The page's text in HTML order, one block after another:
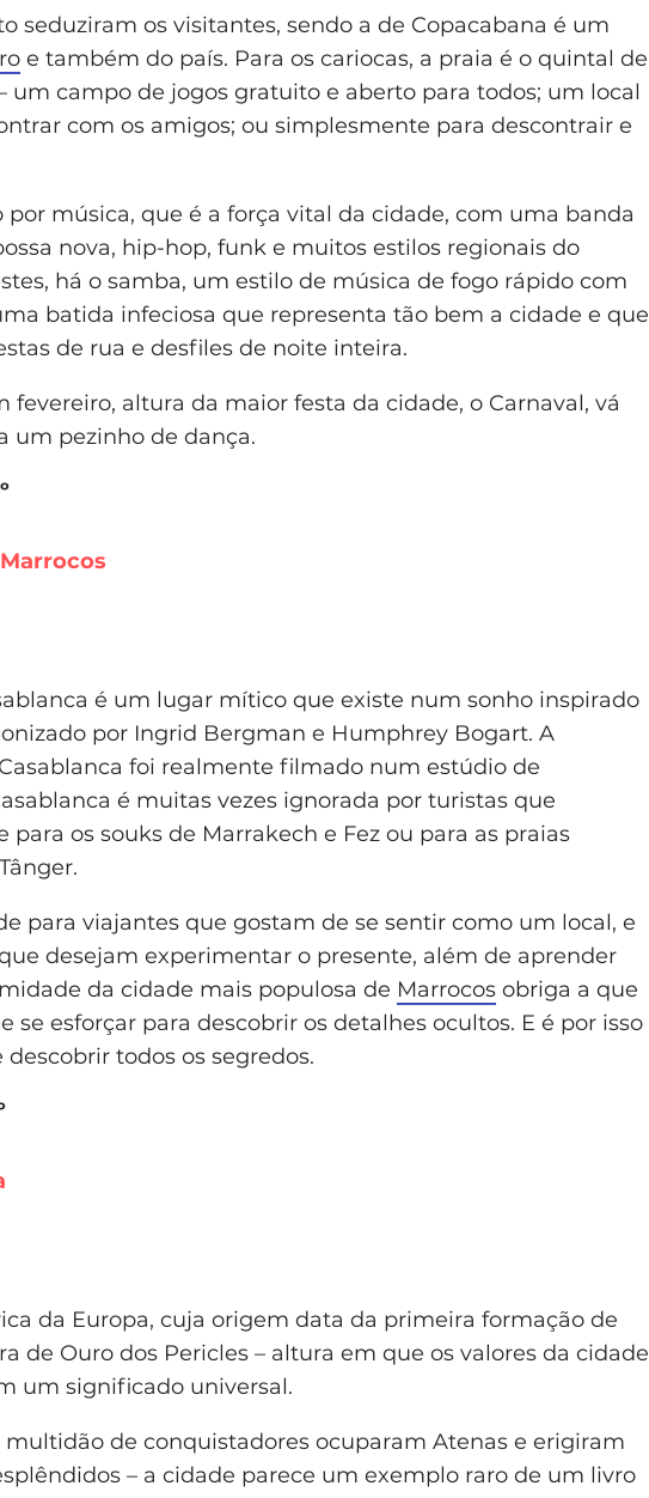
seduziram os visitantes, sendo a de Copacabana é um
e também do país. Para os cariocas, a praia é o quintal de
um campo de jogos gratuito e aberto para todos; um local
com os amigos; ou simplesmente para descontrair e
música, que é a força vital da cidade, com uma banda
nova, hip-hop, funk e muitos estilos regionais do
há o samba, um estilo de música de fogo rápido com
batida infeciosa que representa tão bem a cidade e que
de rua e desfiles de noite inteira.
fevereiro, altura da maior festa da cidade, o Carnaval, vá
um pezinho de dança.
é um lugar mítico que existe num sonho inspirado
por Ingrid Bergman e Humphrey Bogart. A
foi realmente filmado num estúdio de
é muitas vezes ignorada por turistas que
os souks de Marrakech e Fez ou para as praias
para viajantes que gostam de se sentir como um local, e
desejam experimentar o presente, além de aprender
da cidade mais populosa de Marrocos obriga a que
se esforçar para descobrir os detalhes ocultos. E é por isso
todos os segredos.
da Europa, cuja origem data da primeira formação de
de Ouro dos Pericles – altura em que os valores da cidade
um significado universal.
multidão de conquistadores ocuparam Atenas e erigiram
– a cidade parece um exemplo raro de um livro